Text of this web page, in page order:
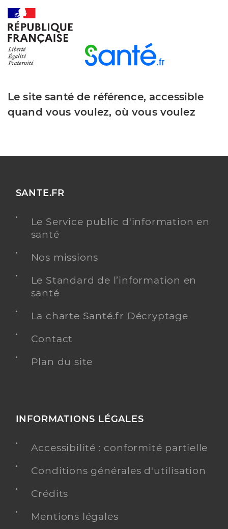
Le site santé de référence, accessible
quand vous voulez, où vous voulez
SANTE.FR
Le Service public d'information en
santé
Nos missions
Le Standard de l’information en
santé
La charte Santé.fr Décryptage
Contact
Plan du site
INFORMATIONS LÉGALES
Accessibilité : conformité partielle
Conditions générales d'utilisation
Crédits
Mentions légales